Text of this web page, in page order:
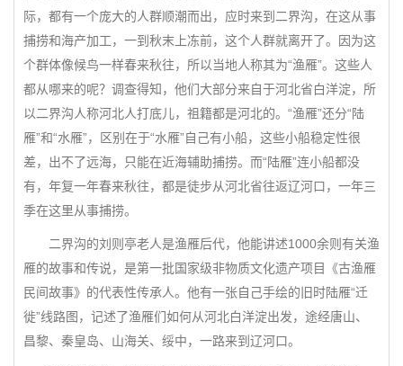
际，都有一个庞大的人群顺潮而出，应时来到二界沟，在这从事
捕捞和海产加工，一到秋末上冻前，这个人群就离开了。因为这
个群体像候鸟一样春来秋往，所以当地人称其为“渔雁”。这些人
都从哪来的呢？调查得知，他们大部分来自于河北省白洋淀，所
以二界沟人称河北人打底儿，祖籍都是河北的。“渔雁”还分“陆
雁”和“水雁”，区别在于“水雁”自己有小船，这些小船稳定性很
差，出不了远海，只能在近海辅助捕捞。而“陆雁”连小船都没
有，年复一年春来秋往，都是徒步从河北省往返辽河口，一年三
季在这里从事捕捞。
二界沟的刘则亭老人是渔雁后代，他能讲述1000余则有关渔
雁的故事和传说，是第一批国家级非物质文化遗产项目《古渔雁
民间故事》的代表性传承人。他有一张自己手绘的旧时陆雁“迁
徙”线路图，记述了渔雁们如何从河北白洋淀出发，途经唐山、
昌黎、秦皇岛、山海关、绥中，一路来到辽河口。